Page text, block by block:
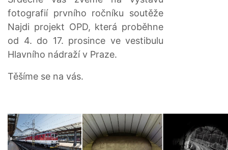
fotografií prvního ročníku soutěže
Najdi projekt OPD, která proběhne
od 4. do 17. prosince ve vestibulu
Hlavního nádraží v Praze.
Těšíme se na vás.